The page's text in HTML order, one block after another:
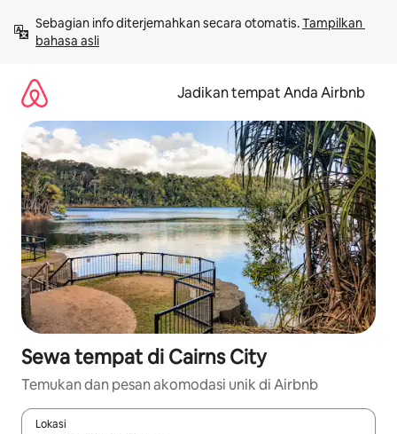
langsung
lihat
Sebagian info diterjemahkan secara otomatis. Tampilkan
bahasa asli
Jadikan tempat Anda Airbnb
Sewa tempat di Cairns City
Temukan dan pesan akomodasi unik di Airbnb
Lokasi